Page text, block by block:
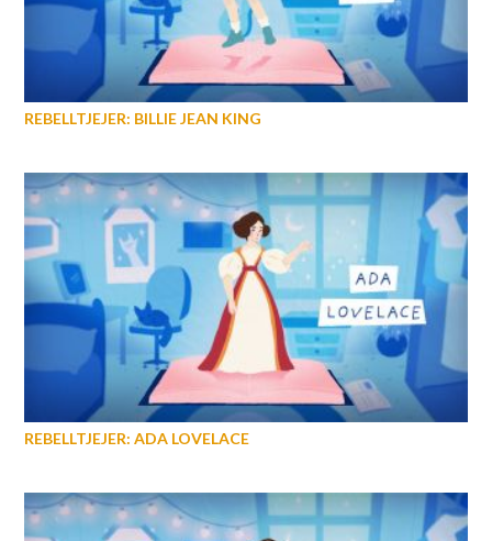
REBELLTJEJER: BILLIE JEAN KING
REBELLTJEJER: ADA LOVELACE